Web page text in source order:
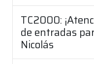
TC2000:
de entradas
Nicolás